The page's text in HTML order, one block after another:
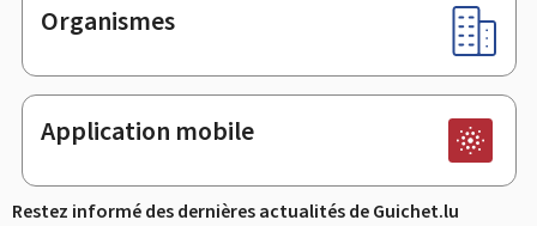
Organismes
Application mobile
Restez informé des dernières actualités de Guichet.lu